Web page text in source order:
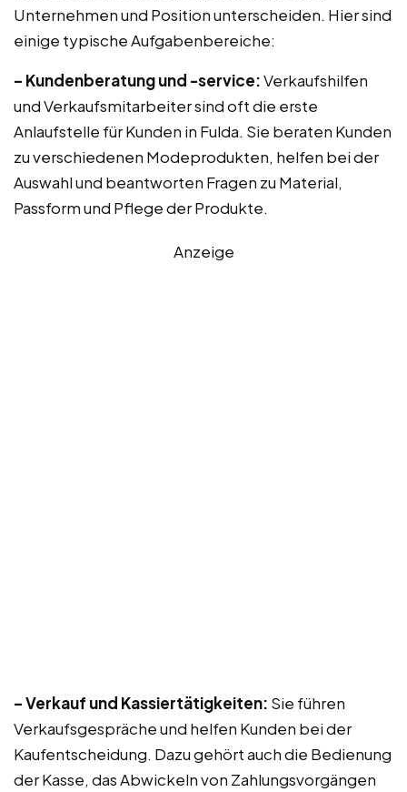
Unternehmen und Position unterscheiden. Hier sind
einige typische Aufgabenbereiche:
– Kundenberatung und -service:Verkaufshilfen
und Verkaufsmitarbeiter sind oft die erste
Anlaufstelle für Kunden in Fulda. Sie beraten Kunden
zu verschiedenen Modeprodukten, helfen bei der
Auswahl und beantworten Fragen zu Material,
Passform und Pflege der Produkte.
Anzeige
– Verkauf und Kassiertätigkeiten: Sie führen
Verkaufsgespräche und helfen Kunden bei der
Kaufentscheidung. Dazu gehört auch die Bedienung
der Kasse, das Abwickeln von Zahlungsvorgängen